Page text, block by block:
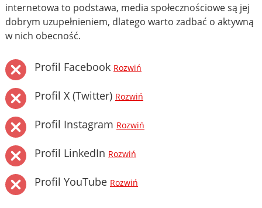
internetowa to podstawa, media społecznościowe są jej
dobrym uzupełnieniem, dlatego warto zadbać o aktywną
w nich obecność.
Profil Facebook Rozwiń
Profil X (Twitter) Rozwiń
Profil Instagram Rozwiń
Profil LinkedIn Rozwiń
Profil YouTube Rozwiń